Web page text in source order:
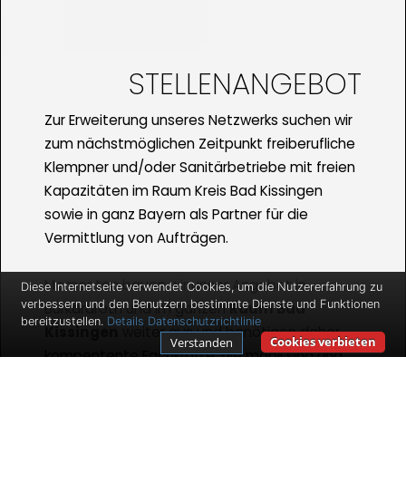
STELLENANGEBOT
Zur Erweiterung unseres Netzwerks suchen wir
zum nächstmöglichen Zeitpunkt freiberufliche
Klempner und/oder Sanitärbetriebe mit freien
Kapazitäten im Raum Kreis Bad Kissingen
sowie in ganz Bayern als Partner für die
Vermittlung von Aufträgen.
Momentan bauen wir unser Angebot in
Burkardroth und im ganzenRaum Bad
Kissingen
weiter aus und benötigen daher
kompentente Fachkräfte, die mobil sind und
Diese Internetseite verwendet Cookies, um die Nutzererfahrung zu
verbessern und den Benutzern bestimmte Dienste und Funktionen
bereitzustellen. Details Datenschutzrichtlinie
Cookies verbieten
Verstanden